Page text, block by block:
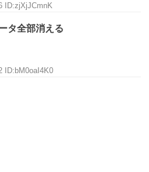
ID:zjXjJCmnK
タ全部消える
ID:bM0oaI4K0